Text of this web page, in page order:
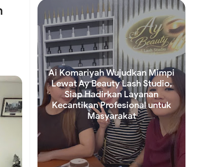
Ai Komariyah Wujudkan Mimpi
Lewat Ay Beauty Lash Studio,
Siap Hadirkan Layanan
Kecantikan Profesional untuk
Masyarakat